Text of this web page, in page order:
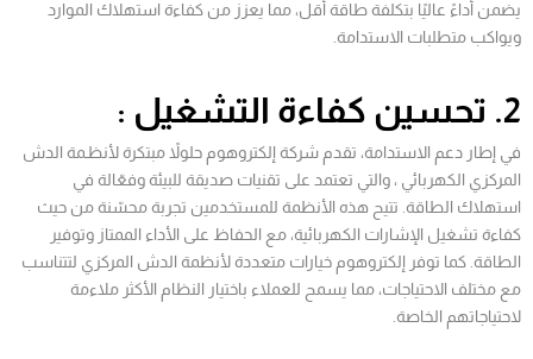
يضمن أداءً عاليًا بتكلفة طاقة أقل، مما يعزز من كفاءة استهلاك الموارد
ويواكب متطلبات الاستدامة.
2. تحسين كفاءة التشغيل :
في إطار دعم الاستدامة، تقدم شركة إلكتروهوم حلولاً مبتكرة لأنظـمة الدش
المركزي الكهربائي ، والتي تعتمد على تقنيات صديقة للبيئة وفعّالة في
استهلاك الطاقة. تتيح هذه الأنظمة للمستخدمين تجربة محسّنة من حيث
كفاءة تشغيل الإشارات الكهربائية، مع الحفاظ على الأداء الممتاز وتوفير
الطاقة. كما توفر إلكتروهوم خيارات متعددة لأنظمة الدش المركزي لتتناسب
مع مختلف الاحتياجات، مما يسمح للعملاء باختيار النظام الأكثر ملاءمة
لاحتياجاتهم الخاصة.